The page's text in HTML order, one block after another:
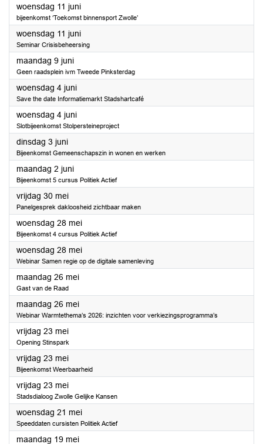
woensdag 11 juni2025
bijeenkomst ‘Toekomst binnensport Zwolle’
woensdag 11 juni2025
Seminar Crisisbeheersing
maandag 9 juni2025
Geen raadsplein ivm Tweede Pinksterdag
woensdag 4 juni2025
Save the date Informatiemarkt Stadshartcafé
woensdag 4 juni2025
Slotbijeenkomst Stolpersteineproject
dinsdag 3 juni2025
Bijeenkomst Gemeenschapszin in wonen en werken
maandag 2 juni2025
Bijeenkomst 5 cursus Politiek Actief
vrijdag 30 mei2025
Panelgesprek dakloosheid zichtbaar maken
woensdag 28 mei2025
Bijeenkomst 4 cursus Politiek Actief
woensdag 28 mei2025
Webinar Samen regie op de digitale samenleving
maandag 26 mei2025
Gast van de Raad
maandag 26 mei2025
Webinar Warmtethema’s 2026: inzichten voor verkiezingsprogramma’s
vrijdag 23 mei2025
Opening Stinspark
vrijdag 23 mei2025
Bijeenkomst Weerbaarheid
vrijdag 23 mei2025
Stadsdialoog Zwolle Gelijke Kansen
woensdag 21 mei2025
Speeddaten cursisten Politiek Actief
maandag 19 mei2025